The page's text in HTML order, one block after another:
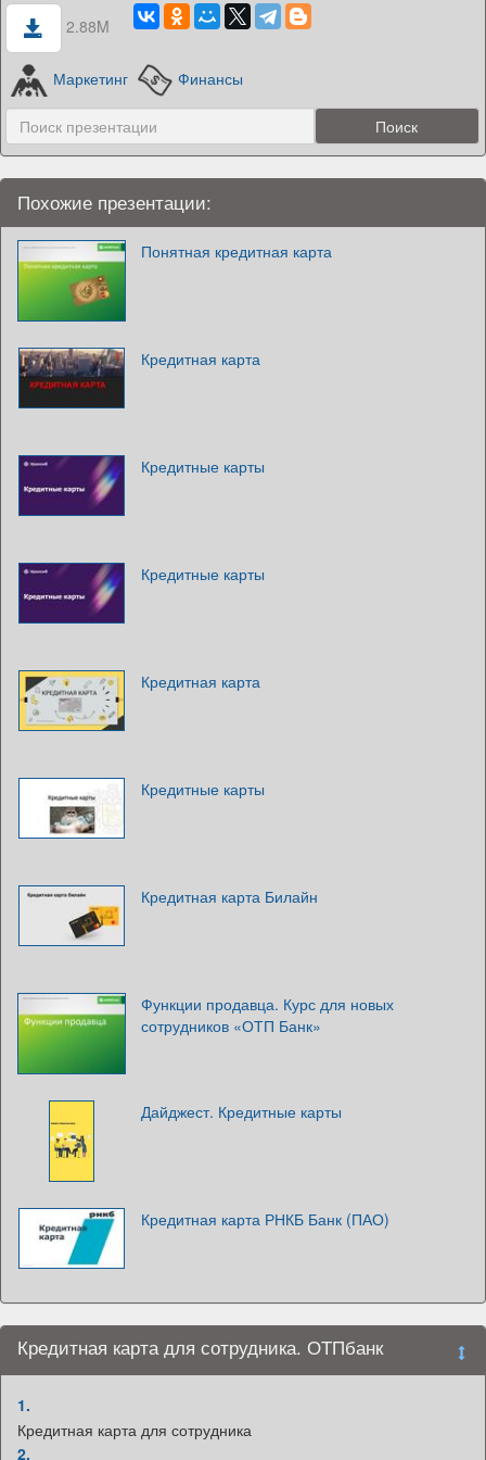
2.88M
Маркетинг Финансы
Похожие презентации:
Понятная кредитная карта
Кредитная карта
Кредитные карты
Кредитные карты
Кредитная карта
Кредитные карты
Кредитная карта Билайн
Функции продавца. Курс для новых
сотрудников «ОТП Банк»
Дайджест. Кредитные карты
Кредитная карта РНКБ Банк (ПАО)
Кредитная карта для сотрудника. ОТПбанк
1.
Кредитная карта для сотрудника
2.